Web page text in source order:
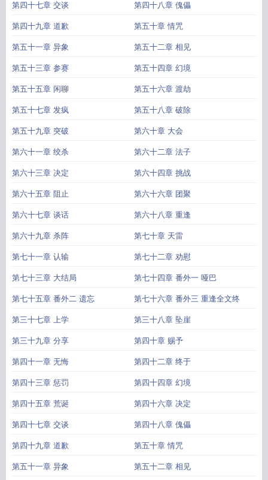
第四十七章 交谈 第四十八章 傀儡
第四十九章 道歉 第五十章 情咒
第五十一章 异象 第五十二章 相见
第五十三章 参赛 第五十四章 幻境
第五十五章 闲聊 第五十六章 渡劫
第五十七章 发疯 第五十八章 破除
第五十九章 突破 第六十章 大会
第六十一章 绞杀 第六十二章 法子
第六十三章 决定 第六十四章 挑战
第六十五章 阻止 第六十六章 团聚
第六十七章 谈话 第六十八章 重逢
第六十九章 杀阵 第七十章 天雷
第七十一章 认输 第七十二章 劝慰
第七十三章 大结局 第七十四章 番外一 哑巴
第七十五章 番外二 遗忘 第七十六章 番外三 重逢全文终
第三十七章 上学 第三十八章 坠崖
第三十九章 分享 第四十章 赐予
第四十一章 无悔 第四十二章 终于
第四十三章 惩罚 第四十四章 幻境
第四十五章 荒诞 第四十六章 决定
第四十七章 交谈 第四十八章 傀儡
第四十九章 道歉 第五十章 情咒
第五十一章 异象 第五十二章 相见